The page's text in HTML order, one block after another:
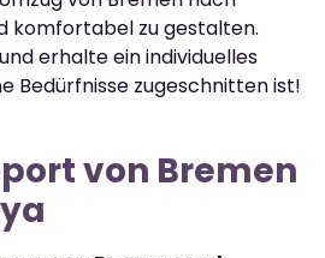
komfortabel zu gestalten.
erhalte ein individuelles
Bedürfnisse zugeschnitten ist!
von Bremen